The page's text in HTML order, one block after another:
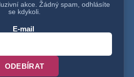
akce. Žádný spam, odhlásíte
se kdykoli.
E-mail
ODEBÍRAT